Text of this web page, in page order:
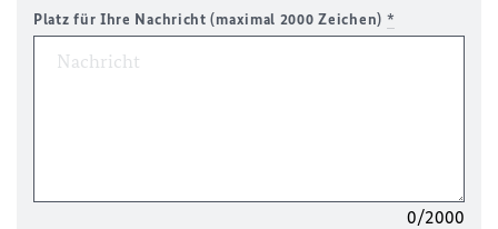
Platz für Ihre Nachricht (maximal 2000 Zeichen) *
0/2000